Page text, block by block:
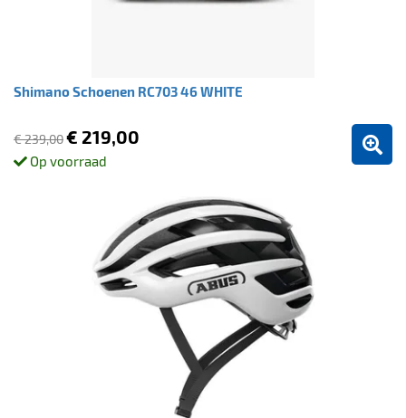
Shimano Schoenen RC703 46 WHITE
€ 239,00€ 219,00
Op voorraad